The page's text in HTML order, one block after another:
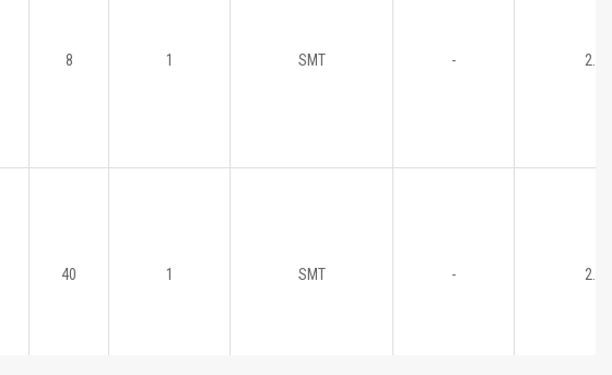
8 1 SMT - 2.5
40 1 SMT - 2.5